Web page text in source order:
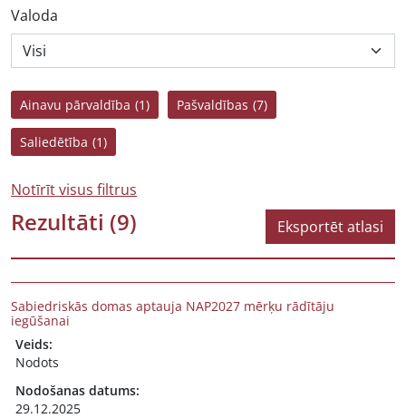
Valoda
Ainavu pārvaldība (1) Pašvaldības (7)
Saliedētība (1)
Notīrīt visus filtrus
Rezultāti (9) Eksportēt atlasi
Sabiedriskās domas aptauja NAP2027 mērķu rādītāju
iegūšanai
Veids:
Nodots
Nodošanas datums:
29.12.2025